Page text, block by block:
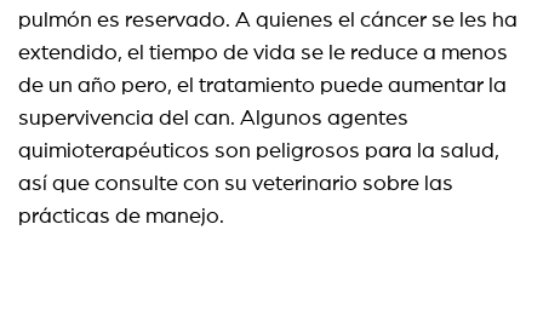
pulmón es reservado. A quienes el cáncer se les ha
extendido, el tiempo de vida se le reduce a menos
de un año pero, el tratamiento puede aumentar la
supervivencia del can. Algunos agentes
quimioterapéuticos son peligrosos para la salud,
así que consulte con su veterinario sobre las
prácticas de manejo.